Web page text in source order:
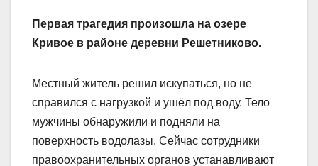
Первая трагедия произошла на озере
Кривое в районе деревни Решетниково.
Местный житель решил искупаться, но не
справился с нагрузкой и ушёл под воду. Тело
мужчины обнаружили и подняли на
поверхность водолазы. Сейчас сотрудники
правоохранительных органов устанавливают